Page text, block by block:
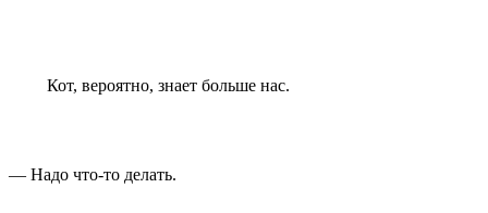
Кот, вероятно, знает больше нас.
— Надо что-то делать.